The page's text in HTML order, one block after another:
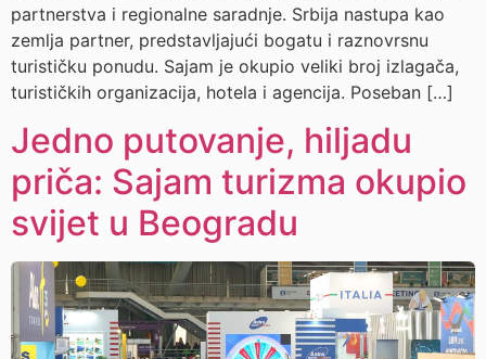
partnerstva i regionalne saradnje. Srbija nastupa kao
zemlja partner, predstavljajući bogatu i raznovrsnu
turističku ponudu. Sajam je okupio veliki broj izlagača,
turističkih organizacija, hotela i agencija. Poseban […]
Jedno putovanje, hiljadu
priča: Sajam turizma okupio
svijet u Beogradu